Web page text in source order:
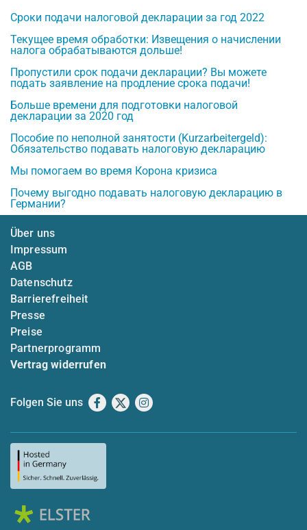
Сроки подачи налоговой декларации за год 2022
Текущее время обработки: Извещения о начислении
налога обрабатываются дольше!
Пропустили срок подачи декларации? Вы можете
подать заявление на продление срока подачи!
Больше времени для подготовки налоговой
декларации за 2020 год
Пособие по неполной занятости (Kurzarbeitergeld):
Обязательство подавать налоговую декларацию
Мы помогаем во время Корона кризиса
Почему выгодно подавать налоговую декларацию в
Германии?
Über uns
Impressum
AGB
Datenschutz
Barrierefreiheit
Presse
Preise
Partnerprogramm
Vertrag widerrufen
Folgen Sie uns Facebook
X Instagram